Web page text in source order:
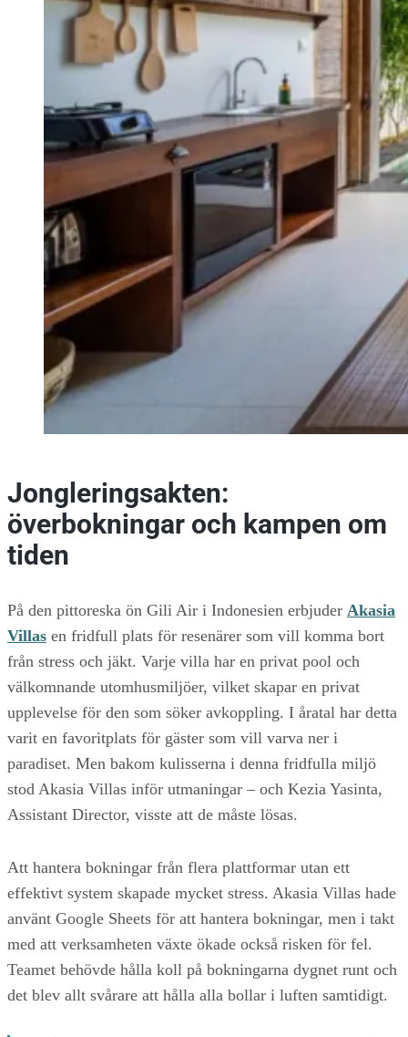
Jongleringsakten:
överbokningar och kampen om
tiden
På den pittoreska ön Gili Air i Indonesien erbjuder Akasia
Villas en fridfull plats för resenärer som vill komma bort
från stress och jäkt. Varje villa har en privat pool och
välkomnande utomhusmiljöer, vilket skapar en privat
upplevelse för den som söker avkoppling. I åratal har detta
varit en favoritplats för gäster som vill varva ner i
paradiset. Men bakom kulisserna i denna fridfulla miljö
stod Akasia Villas inför utmaningar – och Kezia Yasinta,
Assistant Director, visste att de måste lösas.
Att hantera bokningar från flera plattformar utan ett
effektivt system skapade mycket stress. Akasia Villas hade
använt Google Sheets för att hantera bokningar, men i takt
med att verksamheten växte ökade också risken för fel.
Teamet behövde hålla koll på bokningarna dygnet runt och
det blev allt svårare att hålla alla bollar i luften samtidigt.